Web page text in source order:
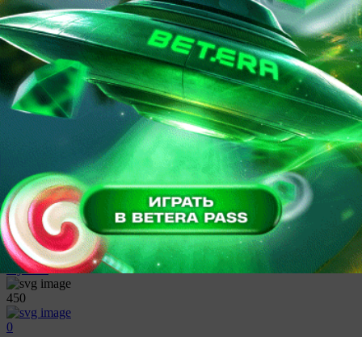
Джанлуиджи Доннарумма перешел из "ПСЖ" в
"Манчестер Сити" за 39 миллионов евро
28 августа 2025
16:53
Футбол
Николай Иванов: зачем ПСЖ Шевалье, если Сафонов не
хуже?
21 августа 2025
08:27
Футбол
450
0